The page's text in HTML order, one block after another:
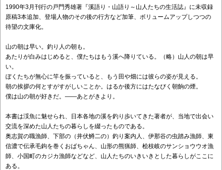
1990年3月刊行の戸門秀雄著『溪語り・山語り～山人たちの生活誌』に未収録
原稿3本追加、登場人物のその後の行方など加筆、ボリュームアップしつつの
待望の文庫化。
山の朝は早い。釣り人の朝も。
あたりが白みはじめると、僕たちはもう溪へ降りている。（略）山人の朝は早
い。
ぼくたちが無心に竿を振っていると、もう田や畑には彼らの姿が見える。
朝の挨拶の何とすがすがしいことか。はるか後方にはたなびく朝餉の煙。
僕は山の朝が好きだ。――あとがきより。
本書は渓魚に魅せられ、日本各地の溪を釣り歩いてきた著者が、当地で出会い
交流を深めた山人たちの暮らしを綴ったものである。
奥志賀の職漁師、下部の（井伏鱒二の）釣り案内人、伊那谷の虫踏み漁師、東
信濃で伝承毛鉤を巻くおばちゃん、山形の熊猟師、桧枝岐のサンショウウオ漁
師、小国町のカジカ漁師などなど、山人たちのいきいきとした暮らしがここに
ある。